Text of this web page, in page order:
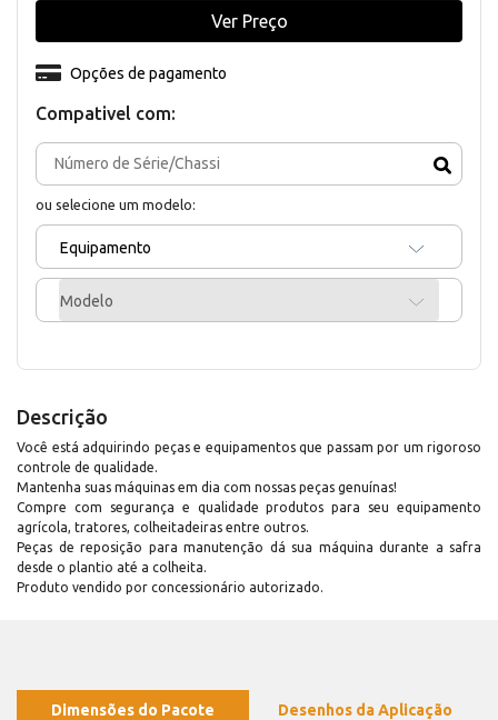
Compativel com:
ou selecione um modelo:
Equipamento
Modelo
Opções de pagamento
Ver Preço
Descrição
Você está adquirindo peças e equipamentos que passam por um rigoroso
controle de qualidade.
Mantenha suas máquinas em dia com nossas peças genuínas!
Compre com segurança e qualidade produtos para seu equipamento
agrícola, tratores, colheitadeiras entre outros.
Peças de reposição para manutenção dá sua máquina durante a safra
desde o plantio até a colheita.
Produto vendido por concessionário autorizado.
Dimensões do Pacote Desenhos da Aplicação